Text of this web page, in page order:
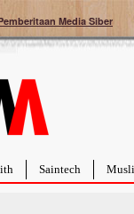
Media Siber
Saintech